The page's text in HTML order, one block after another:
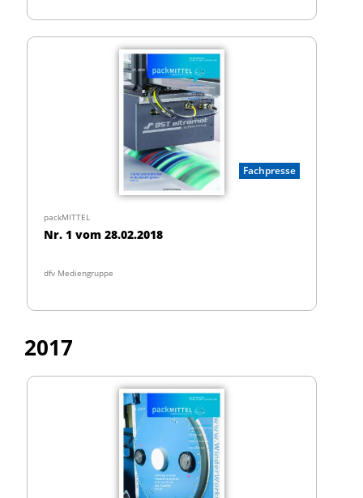
Fachpresse
packMITTEL
Nr. 1 vom 28.02.2018
dfv Mediengruppe
2017